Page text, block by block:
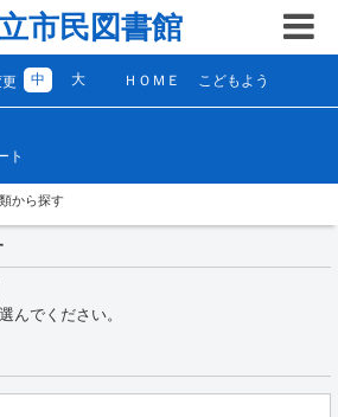
市民図書館
中 大 ＨＯＭＥ こどもよう
ト
から探す
んでください。